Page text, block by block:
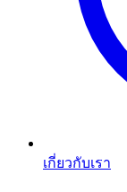
เกี่ยวกับเรา